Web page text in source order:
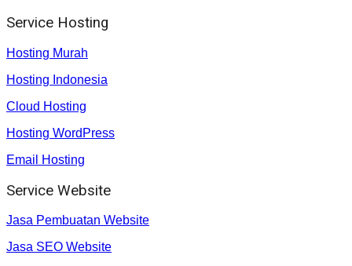
Service Hosting
Hosting Murah
Hosting Indonesia
Cloud Hosting
Hosting WordPress
Email Hosting
Service Website
Jasa Pembuatan Website
Jasa SEO Website